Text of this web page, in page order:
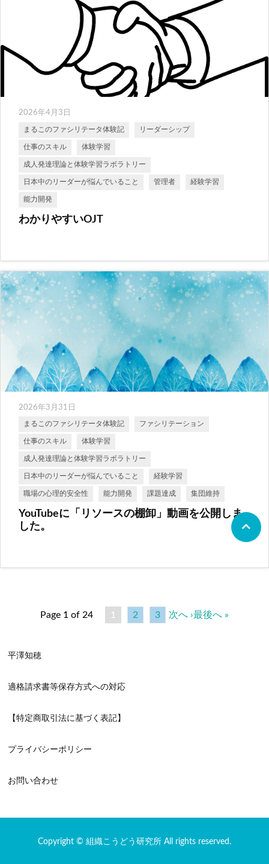
2026年4月3日
まるこのファシリテータ体験記 リーダーシップ
仕事のスキル 体験学習
成人発達理論と体験学習ラボラトリー
日本中のリーダーが悩んでいること 管理者 経験学習
能力開発
わかりやすいOJT
2026年3月31日
まるこのファシリテータ体験記 ファシリテーション
仕事のスキル 体験学習
成人発達理論と体験学習ラボラトリー
日本中のリーダーが悩んでいること 経験学習
職場の心理的安全性 能力開発 課題達成 集団維持
YouTubeに「リソースの棚卸」動画を公開しま
した。
Page 1 of 24 1 2 3 次へ ›最後へ »
平澤知穂
適格請求書等保存方式への対応
【特定商取引法に基づく表記】
プライバシーポリシー
お問い合わせ
Copyright © 組織こうどう研究所 All rights reserved.